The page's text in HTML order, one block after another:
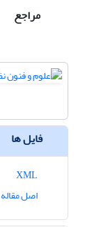
مراجع
فایل ها
اصل مقاله